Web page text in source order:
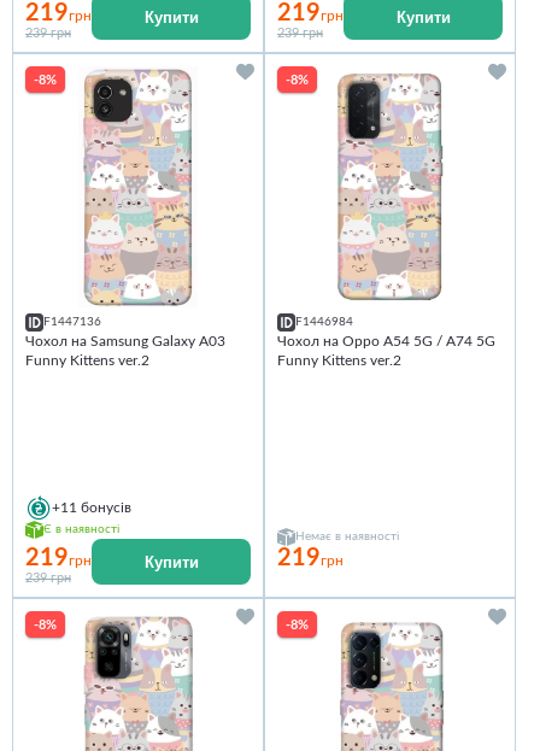
219грн
239 грн
Купити 219грн
239 грн
Купити
-8%
F1447136
Чохол на Samsung Galaxy A03
Funny Kittens ver.2
+11 бонусів
Є в наявності
219грн
239 грн
Купити
-8%
F1446984
Чохол на Oppo A54 5G / A74 5G
Funny Kittens ver.2
Немає в наявності
219грн
-8% -8%